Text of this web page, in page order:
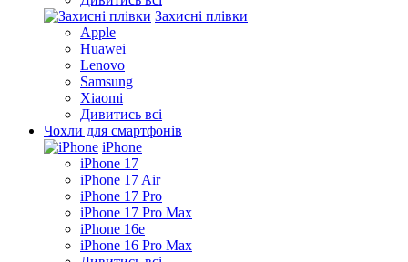
Захисні плівки
Apple
Huawei
Lenovo
Samsung
Xiaomi
Дивитись всі
Чохли для смартфонів
iPhone
iPhone 17
iPhone 17 Air
iPhone 17 Pro
iPhone 17 Pro Max
iPhone 16e
iPhone 16 Pro Max